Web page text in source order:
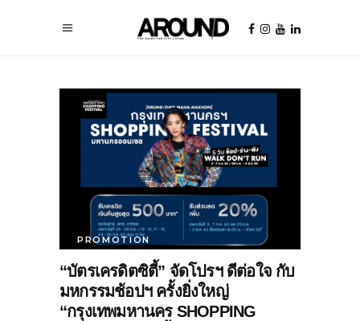
PROMOTION
“บัตรเครดิตซิตี้” จัดโปรฯ ดีต่อใจ กับ
มหกรรมช้อปฯ ครั้งยิ่งใหญ่
“กรุงเทพมหานคร SHOPPING